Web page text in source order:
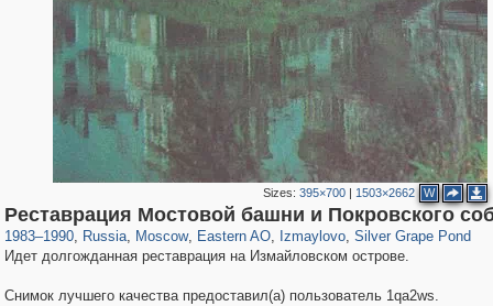
Sizes: 395×700| 1503×2662 W
Реставрация Мостовой башни и Покровского
1983–1990, Russia
1,406,837 29,243
, Moscow
319,861 8,286
, Eastern AO
20,939 306
, Izmaylovo
3,432 65
, Silver Grape Pond
216 13
Идет долгожданная реставрация на Измайловском острове.
Снимок лучшего качества предоставил(а) пользователь 1qa2ws.